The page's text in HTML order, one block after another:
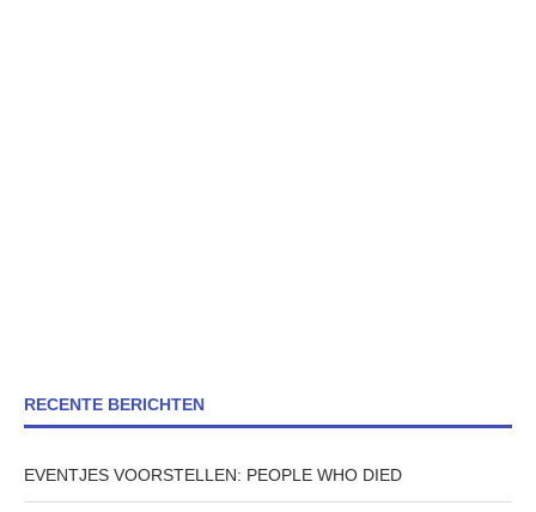
RECENTE BERICHTEN
EVENTJES VOORSTELLEN: PEOPLE WHO DIED